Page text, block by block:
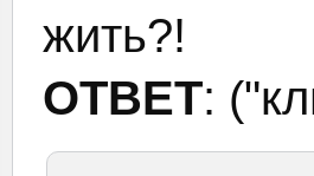
жить?!
ОТВЕТ: